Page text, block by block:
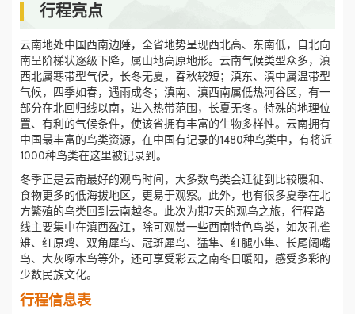
行程亮点
云南地处中国西南边陲，全省地势呈现西北高、东南低，自北向
南呈阶梯状逐级下降，属山地高原地形。云南气候类型众多，滇
西北属寒带型气候，长冬无夏，春秋较短；滇东、滇中属温带型
气候，四季如春，遇雨成冬；滇南、滇西南属低热河谷区，有一
部分在北回归线以南，进入热带范围，长夏无冬。特殊的地理位
置、有利的气候条件，使该省拥有丰富的生物多样性。云南拥有
中国最丰富的鸟类资源，在中国有记录的1480种鸟类中，有将近
1000种鸟类在这里被记录到。
冬季正是云南最好的观鸟时间，大多数鸟类会迁徙到比较暖和、
食物更多的低海拔地区，更易于观察。此外，也有很多夏季在北
方繁殖的鸟类回到云南越冬。此次为期7天的观鸟之旅，行程路
线主要集中在滇西盈江，除可观赏一些西南特色鸟类，如灰孔雀
雉、红原鸡、双角犀鸟、冠斑犀鸟、猛隼、红腿小隼、长尾阔嘴
鸟、大灰啄木鸟等外，还可享受彩云之南冬日暖阳，感受多彩的
少数民族文化。
行程信息表